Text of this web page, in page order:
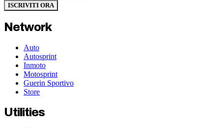
ISCRIVITI ORA
Network
Auto
Autosprint
Inmoto
Motosprint
Guerin Sportivo
Store
Utilities